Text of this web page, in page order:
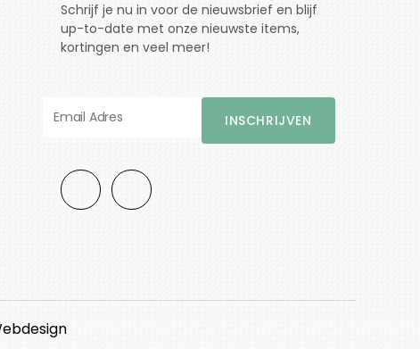
Schrijf je nu in voor de nieuwsbrief en blijf
up-to-date met onze nieuwste items,
kortingen en veel meer!